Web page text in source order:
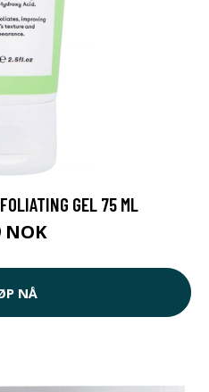
GEL 75 ML
NOK
NÅ